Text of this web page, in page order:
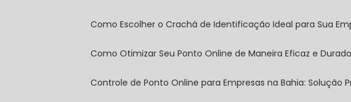
Como Escolher o Crachá de Identificação Ideal para Sua
Como Otimizar Seu Ponto Online de Maneira Eficaz e
Controle de Ponto Online para Empresas na Bahia: Solução